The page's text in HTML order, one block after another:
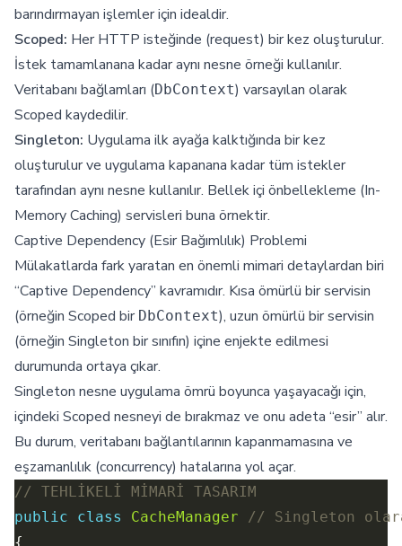
barındırmayan işlemler için idealdir.
Scoped: Her HTTP isteğinde (request) bir kez oluşturulur.
İstek tamamlanana kadar aynı nesne örneği kullanılır.
Veritabanı bağlamları (DbContext) varsayılan olarak
Scoped kaydedilir.
Singleton: Uygulama ilk ayağa kalktığında bir kez
oluşturulur ve uygulama kapanana kadar tüm istekler
tarafından aynı nesne kullanılır. Bellek içi önbellekleme (In-
Memory Caching) servisleri buna örnektir.
Captive Dependency (Esir Bağımlılık) Problemi
Mülakatlarda fark yaratan en önemli mimari detaylardan biri
“Captive Dependency” kavramıdır. Kısa ömürlü bir servisin
(örneğin Scoped bir DbContext), uzun ömürlü bir servisin
(örneğin Singleton bir sınıfın) içine enjekte edilmesi
durumunda ortaya çıkar.
Singleton nesne uygulama ömrü boyunca yaşayacağı için,
içindeki Scoped nesneyi de bırakmaz ve onu adeta “esir” alır.
Bu durum, veritabanı bağlantılarının kapanmamasına ve
eşzamanlılık (concurrency) hatalarına yol açar.
// TEHLİKELİ MİMARİ TASARIM
public
class CacheManager
// Singleton